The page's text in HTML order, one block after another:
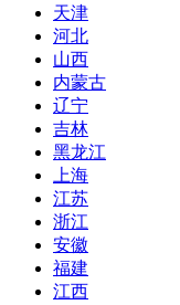
天津
河北
山西
内蒙古
辽宁
吉林
黑龙江
上海
江苏
浙江
安徽
福建
江西